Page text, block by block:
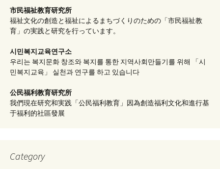
市民福祉教育研究所
福祉文化の創造と福祉によるまちづくりのための「市民福祉教
育」の実践と研究を行っています。
시민복지교육연구소
우리는 복지문화 창조와 복지를 통한 지역사회만들기를 위해 「시
민복지교육」 실천과 연구를 하고 있습니다
公民福利教育研究所
我們現在研究和実践「公民福利教育」因為創造福利文化和進行基
于福利的社區發展
Category